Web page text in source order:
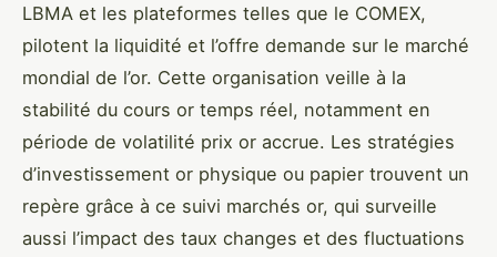
LBMA et les plateformes telles que le COMEX,
pilotent la liquidité et l’offre demande sur le marché
mondial de l’or. Cette organisation veille à la
stabilité du cours or temps réel, notamment en
période de volatilité prix or accrue. Les stratégies
d’investissement or physique ou papier trouvent un
repère grâce à ce suivi marchés or, qui surveille
aussi l’impact des taux changes et des fluctuations